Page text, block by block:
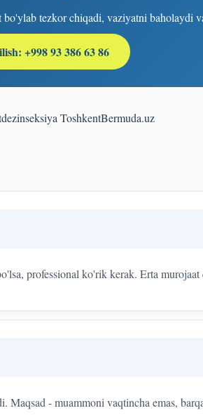
tezkor chiqadi, vaziyatni baholaydi
+998 93 386 63 86
dezinseksiya ToshkentBermuda.uz
professional ko'rik kerak. Erta
Maqsad - muammoni vaqtincha emas,